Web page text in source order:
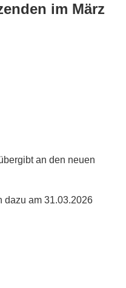
im März
an den neuen
dazu am 31.03.2026